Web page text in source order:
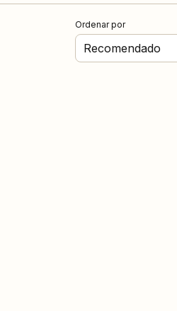
Ordenar por
Recomendado